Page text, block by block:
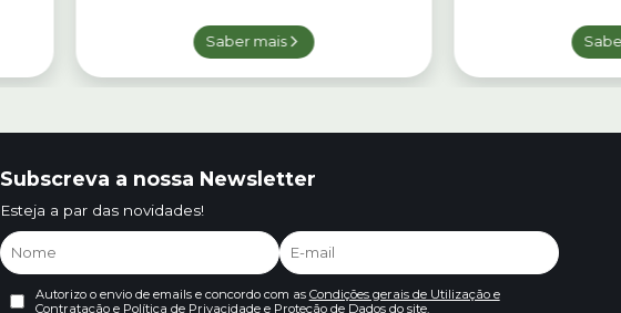
Saber mais
Subscreva a nossa Newsletter
Esteja a par das novidades!
Autorizo o envio de emails e concordo com as Condições gerais de Utilização e
Contrataçãoe Política de Privacidade e Proteção de Dadosdo site.